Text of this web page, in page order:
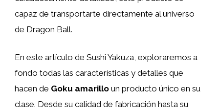
capaz de transportarte directamente al universo
de Dragon Ball.
En este artículo de Sushi Yakuza, exploraremos a
fondo todas las características y detalles que
hacen de Goku amarillo un producto único en su
clase. Desde su calidad de fabricación hasta su